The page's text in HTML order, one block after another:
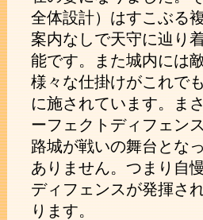
全体設計）はすこぶる
案内なしで天守に辿り
能です。また城内には
様々な仕掛けがこれで
に施されています。ま
ーフェクトディフェン
路城が戦いの舞台とな
ありません。つまり自
ディフェンスが発揮さ
ります。